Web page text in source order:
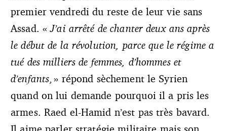
premier vendredi du reste de leur vie sans
Assad. «J’ai arrêté de chanter deux ans après
le début de la révolution, parce que le régime a
tué des milliers de femmes, d’hommes et
d’enfants , » répond sèchement le Syrien
quand on lui demande pourquoi il a pris les
armes. Raed el-Hamid n’est pas très bavard.